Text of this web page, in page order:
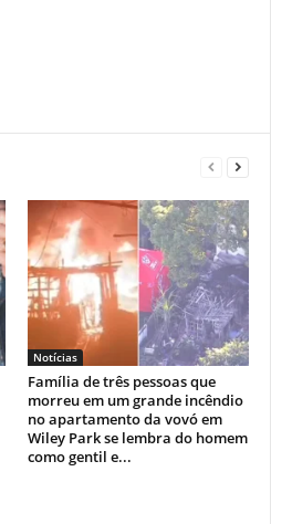
Notícias
Família de três pessoas que
morreu em um grande incêndio
no apartamento da vovó em
Wiley Park se lembra do homem
como gentil e...